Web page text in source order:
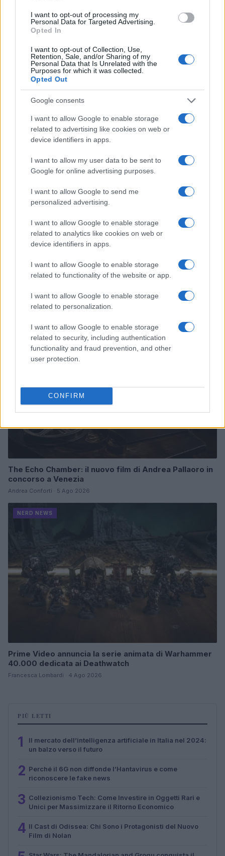
I want to opt-out of processing my
Personal Data for Targeted Advertising.
Opted In
I want to opt-out of Collection, Use,
Retention, Sale, and/or Sharing of my
Personal Data that Is Unrelated with the
Purposes for which it was collected.
Opted Out
Google consents
I want to allow Google to enable storage
related to advertising like cookies on web or
device identifiers in apps.
I want to allow my user data to be sent to
Google for online advertising purposes.
I want to allow Google to send me
personalized advertising.
I want to allow Google to enable storage
related to analytics like cookies on web or
device identifiers in apps.
I want to allow Google to enable storage
related to functionality of the website or app.
I want to allow Google to enable storage
related to personalization.
I want to allow Google to enable storage
related to security, including authentication
functionality and fraud prevention, and other
user protection.
CONFIRM
Continua a leggere
Vigezzo
Andrea Conforti · 5 Ago 2026
NERD NEWS
The Echo Chamber: il nuovo film di Andrea Pallaoro in
concorso a Venezia
Andrea Conforti · 5 Ago 2026
NERD NEWS
Prime Video annuncia la serie animata di Warhammer
40.000 dedicata ai Deathwatch
Francesca Lombardi · 4 Ago 2026
PIÙ LETTI
1
Il mercato dell’intelligenza artificiale in Italia nel 2024:
un balzo verso il futuro
2 Perché il 6G non diffonde l’Hantavirus e come
riconoscere le fake news
3 Collezionismo Tech: Come Investire in Oggetti Rari e
Unici per Massimizzare il Ritorno Economico
4 Il Cast di Odissea: Chi Sono i Protagonisti del Nuovo
Film di Nolan